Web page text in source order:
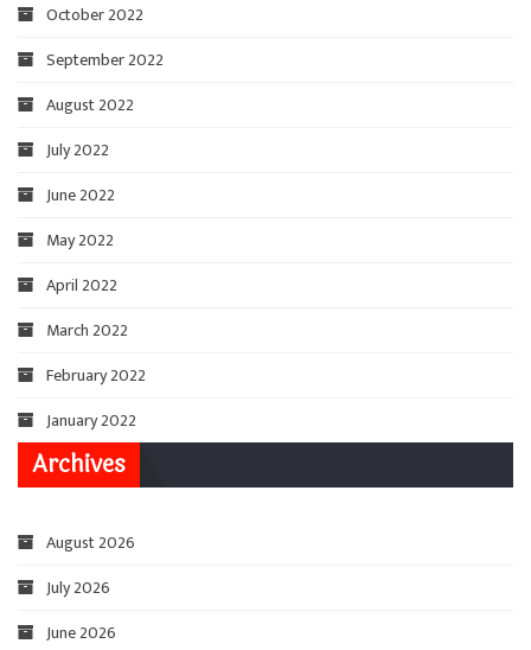
October 2022
September 2022
August 2022
July 2022
June 2022
May 2022
April 2022
March 2022
February 2022
January 2022
Archives
August 2026
July 2026
June 2026